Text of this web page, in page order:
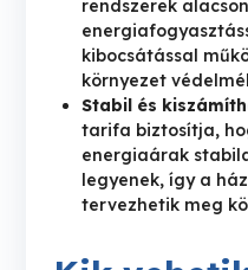
rendszerek
kibocsátással
környezet
Stabil és
tarifa biztosítja,
energiaárak
legyenek, így a
tervezhetik meg